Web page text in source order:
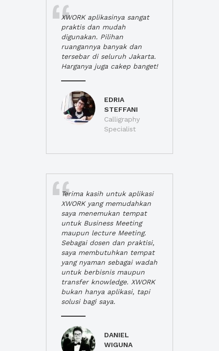
XWORK aplikasinya sangat
praktis dan mudah
digunakan. Pilihan
ruangannya banyak dan
tersebar di seluruh Jakarta.
Harganya juga cakep banget!
EDRIA
STEFFANI
Calligraphy
Specialist
Terima kasih untuk aplikasi
XWORK yang memudahkan
saya menemukan tempat
untuk Business Meeting
maupun lecture Meeting.
Sebagai dosen dan praktisi,
saya membutuhkan tempat
yang nyaman sebagai wadah
untuk berbisnis maupun
transfer knowledge. XWORK
bukan hanya aplikasi, tapi
solusi bagi saya.
DANIEL
WIGUNA